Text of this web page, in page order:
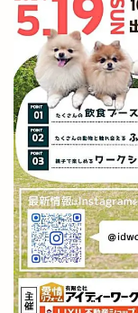
出雲ドーム
出雲ナイトマ
出雲プロジェ
出雲ミライト
出雲上塩冶店
出雲全日本大
出雲南店
出雲商工会議
出雲国風土記
出雲多伎ブル
出雲大社1月